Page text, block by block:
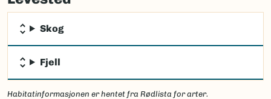
Skog
Fjell
Habitatinformasjonen er hentet fra Rødlista for arter.